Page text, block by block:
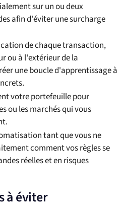
sur un ou deux
afin d'éviter une surcharge
de chaque transaction,
ou à l'extérieur de la
une boucle d'apprentissage à
votre portefeuille pour
ou les marchés qui vous
tant que vous ne
comment vos règles se
réelles et en risques
à éviter